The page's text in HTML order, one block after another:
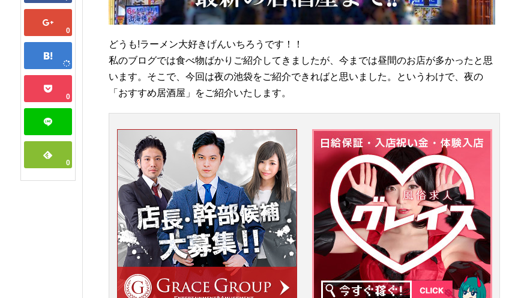
0
0
0
どうも!ラーメン大好きげんいちろうです！！
私のブログでは食べ物ばかりご紹介してきましたが、今までは昼間のお店が多かったと思
います。そこで、今回は夜の池袋をご紹介できればと思いました。というわけで、夜の
「おすすめ居酒屋」をご紹介いたします。